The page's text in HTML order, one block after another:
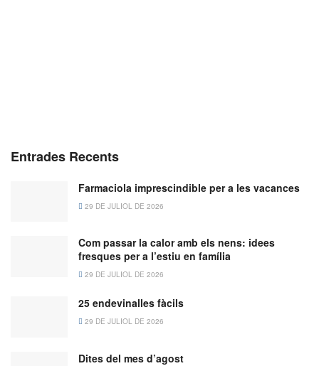
Entrades Recents
Farmaciola imprescindible per a les vacances
29 DE JULIOL DE 2026
Com passar la calor amb els nens: idees
fresques per a l’estiu en família
29 DE JULIOL DE 2026
25 endevinalles fàcils
29 DE JULIOL DE 2026
Dites del mes d’agost